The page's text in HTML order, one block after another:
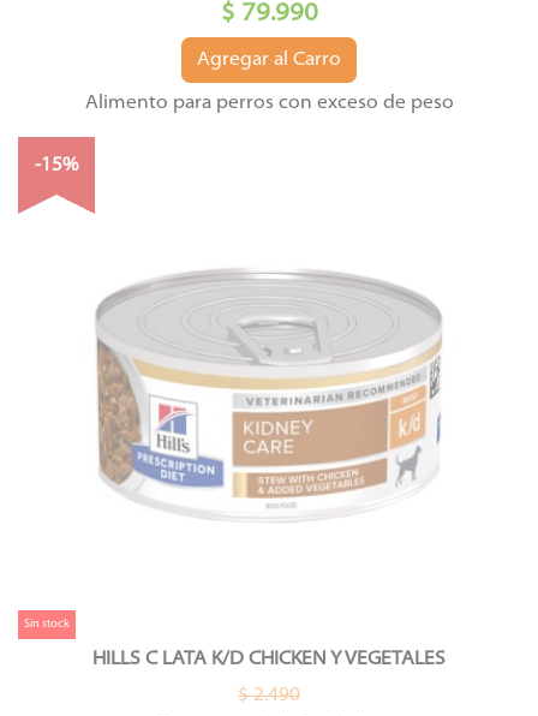
$ 79.990
Agregar al Carro
Alimento para perros con exceso de peso
-15%
Sin stock
HILLS C LATA K/D CHICKEN Y VEGETALES
$ 2.490